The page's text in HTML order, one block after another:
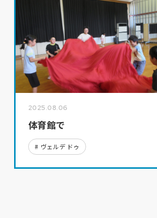
2025.08.06
体育館で
ヴェルデ ドゥ